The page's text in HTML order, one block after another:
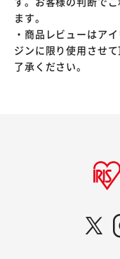
ます。
・商品レビューはア
ジンに限り使用させ
了承ください。